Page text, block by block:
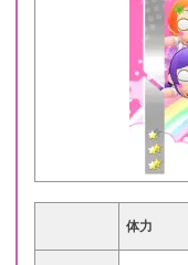
体力